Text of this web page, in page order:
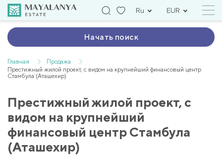
Ru EUR
Начать поиск
Главная
Продажа
Престижный жилой проект, с видом на крупнейший финансовый центр
Стамбула (Аташехир)
Престижный жилой проект, с
видом на крупнейший
финансовый центр Стамбула
(Аташехир)